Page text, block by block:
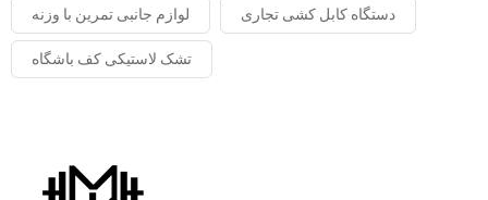
لوازم جانبی تمرین با وزنه دستگاه کابل کشی تجاری
تشک لاستیکی کف باشگاه